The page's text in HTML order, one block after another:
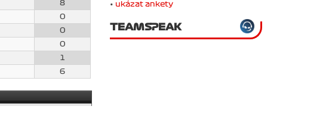
8
0
0
0
1
6
• ukázat ankety
TEAMSPEAK